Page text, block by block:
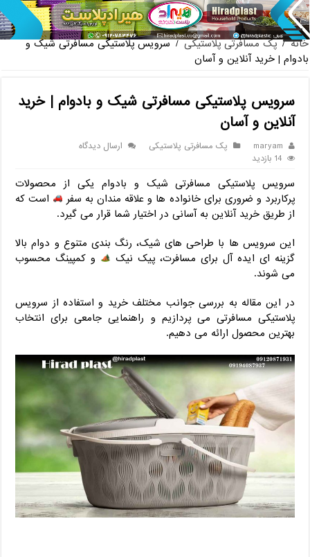
پخش عمده صندلی پلاستیکی دسته دار 889 ناصر + قیمت روز
خانه / پک مسافرتی پلاستیکی / سرویس پلاستیکی مسافرتی شیک و
بادوام | خرید آنلاین و آسان
سرویس پلاستیکی مسافرتی شیک و بادوام | خرید
آنلاین و آسان
maryam پک مسافرتی پلاستیکی
ارسال دیدگاه
14 بازدید
سرویس پلاستیکی مسافرتی شیک و بادوام یکی از محصولات
پرکاربرد و ضروری برای خانواده ها و علاقه مندان به سفر
است که
از طریق خرید آنلاین به آسانی در اختیار شما قرار می گیرد.
این سرویس ها با طراحی های شیک، رنگ بندی متنوع و دوام بالا
گزینه ای ایده آل برای مسافرت، پیک نیک
و کمپینگ محسوب
می شوند.
در این مقاله به بررسی جوانب مختلف خرید و استفاده از سرویس
پلاستیکی مسافرتی می پردازیم و راهنمایی جامعی برای انتخاب
بهترین محصول ارائه می دهیم.